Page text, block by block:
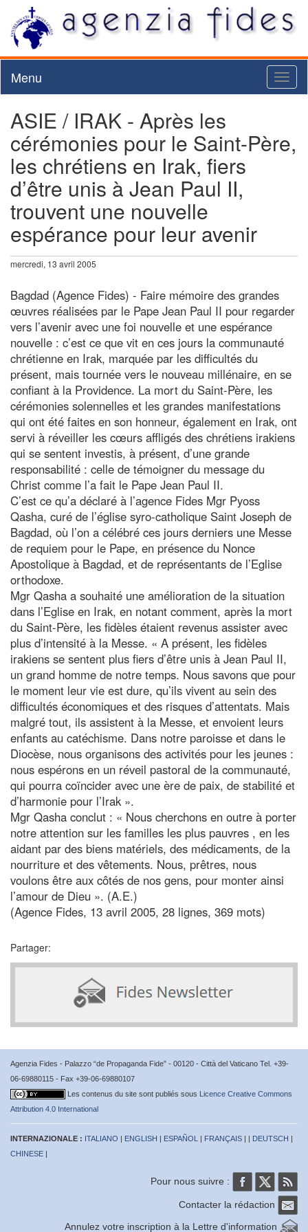
Menu
ASIE / IRAK - Après les
cérémonies pour le Saint-Père,
les chrétiens en Irak, fiers
d’être unis à Jean Paul II,
trouvent une nouvelle
espérance pour leur avenir
mercredi, 13 avril 2005
Bagdad (Agence Fides) - Faire mémoire des grandes
œuvres réalisées par le Pape Jean Paul II pour regarder
vers l’avenir avec une foi nouvelle et une espérance
nouvelle : c’est ce que vit en ces jours la communauté
chrétienne en Irak, marquée par les difficultés du
présent, mais tournée vers le nouveau millénaire, en se
confiant à la Providence. La mort du Saint-Père, les
cérémonies solennelles et les grandes manifestations
qui ont été faites en son honneur, également en Irak, ont
servi à réveiller les cœurs affligés des chrétiens irakiens
qui se sentent investis, à présent, d’une grande
responsabilité : celle de témoigner du message du
Christ comme l’a fait le Pape Jean Paul II.
C’est ce qu’a déclaré à l’agence Fides Mgr Pyoss
Qasha, curé de l’église syro-catholique Saint Joseph de
Bagdad, où l’on a célébré ces jours derniers une Messe
de requiem pour le Pape, en présence du Nonce
Apostolique à Bagdad, et de représentants de l’Eglise
orthodoxe.
Mgr Qasha a souhaité une amélioration de la situation
dans l’Eglise en Irak, en notant comment, après la mort
du Saint-Père, les fidèles étaient revenus assister avec
plus d’intensité à la Messe. « A présent, les fidèles
irakiens se sentent plus fiers d’être unis à Jean Paul II,
un grand homme de notre temps. Nous savons que pour
le moment leur vie est dure, qu’ils vivent au sein des
difficultés économiques et des risques d’attentats. Mais
malgré tout, ils assistent à la Messe, et envoient leurs
enfants au catéchisme. Dans notre paroisse et dans le
Diocèse, nous organisons des activités pour les jeunes :
nous espérons en un réveil pastoral de la communauté,
qui pourra coïncider avec une ère de paix, de stabilité et
d’harmonie pour l’Irak ».
Mgr Qasha conclut : « Nous cherchons en outre à porter
notre attention sur les familles les plus pauvres , en les
aidant par des biens matériels, des médicaments, de la
nourriture et des vêtements. Nous, prêtres, nous
voulons être aux côtés de nos gens, pour monter ainsi
l’amour de Dieu ». (A.E.)
(Agence Fides, 13 avril 2005, 28 lignes, 369 mots)
Partager:
Agenzia Fides - Palazzo “de Propaganda Fide” - 00120 - Città del Vaticano Tel. +39-
06-69880115 - Fax +39-06-69880107
Les contenus du site sont publiés sous Licence Creative Commons
Attribution 4.0 International
INTERNAZIONALE : ITALIANO | ENGLISH | ESPAÑOL | FRANÇAIS | | DEUTSCH |
CHINESE |
Pour nous suivre :
Contacter la rédaction
Annulez votre inscription à la Lettre d'information